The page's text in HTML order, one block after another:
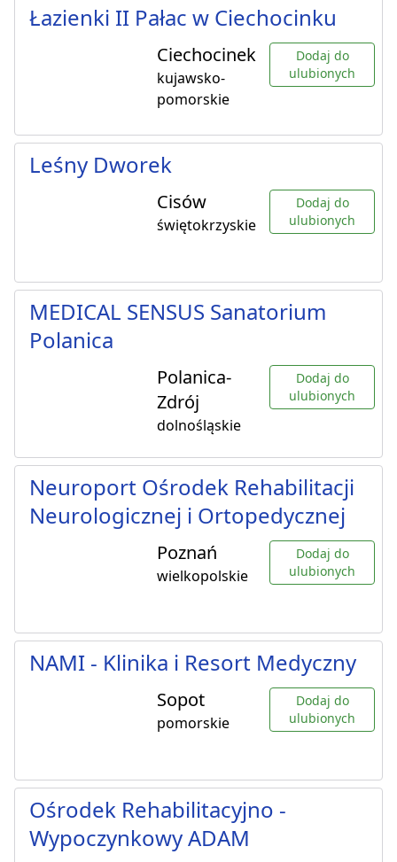
Łazienki II Pałac w Ciechocinku
Ciechocinek
kujawsko-
pomorskie
Dodaj do
ulubionych
Leśny Dworek
Cisów
świętokrzyskie
Dodaj do
ulubionych
MEDICAL SENSUS Sanatorium
Polanica
Polanica-
Zdrój
dolnośląskie
Dodaj do
ulubionych
Neuroport Ośrodek Rehabilitacji
Neurologicznej i Ortopedycznej
Poznań
wielkopolskie
Dodaj do
ulubionych
NAMI - Klinika i Resort Medyczny
Sopot
pomorskie
Dodaj do
ulubionych
Ośrodek Rehabilitacyjno -
Wypoczynkowy ADAM